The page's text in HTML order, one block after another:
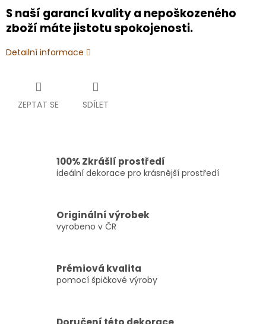
S naší garancí kvality a nepoškozeného
zboží máte jistotu spokojenosti.
Detailní informace
ZEPTAT SE SDÍLET
100% Zkrášlí prostředí
ideální dekorace pro krásnější prostředí
Originální výrobek
vyrobeno v ČR
Prémiová kvalita
pomocí špičkové výroby